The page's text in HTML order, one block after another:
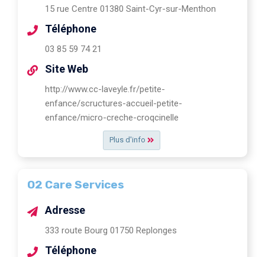
Plus d'info
15 rue Centre 01380 Saint-Cyr-sur-Menthon
Téléphone
03 85 59 74 21
Site Web
http://www.cc-laveyle.fr/petite-
enfance/scructures-accueil-petite-
enfance/micro-creche-croqcinelle
O2 Care Services
Adresse
333 route Bourg 01750 Replonges
Téléphone